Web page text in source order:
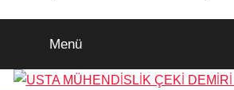
Menü